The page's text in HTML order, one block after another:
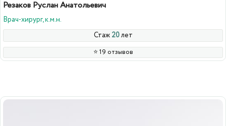
Резаков Руслан Анатольевич
Врач-хирург, к.м.н.
Стаж 20лет
⭐️ 19 отзывов